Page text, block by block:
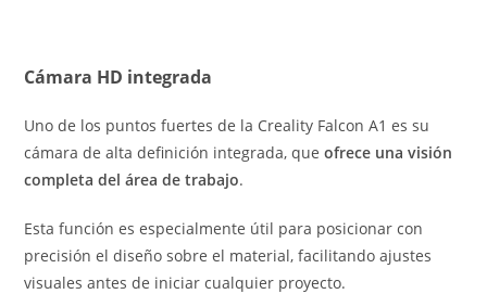
Cámara HD integrada
Uno de los puntos fuertes de la Creality Falcon A1 es su
cámara de alta definición integrada, queofrece una visión
completa del área de trabajo.
Esta función es especialmente útil para posicionar con
precisión el diseño sobre el material, facilitando ajustes
visuales antes de iniciar cualquier proyecto.